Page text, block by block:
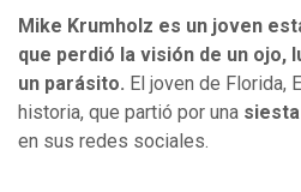
Mike Krumholz es un joven
que perdió la visión de un ojo,
un parásito. El joven de Florida,
historia, que partió por una
en sus redes sociales.